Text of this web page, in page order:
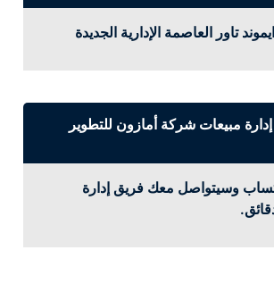
تاور العاصمة الإدارية الجديدة
مبيعات شركة أمازون للتطوير
وسيتواصل معك فريق إدارة